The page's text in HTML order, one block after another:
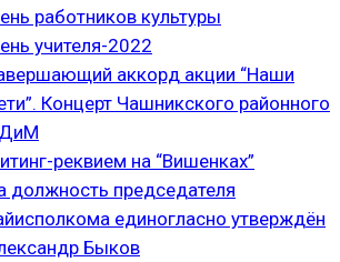
работников культуры
учителя-2022
аккорд акции “Наши
Концерт Чашникского районного
реквием на “Вишенках”
должность председателя
единогласно утверждён
Быков